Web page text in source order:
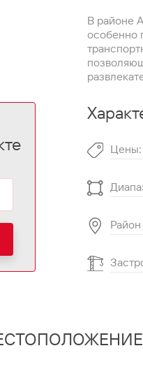
В районе
особенно
Цены:
Район